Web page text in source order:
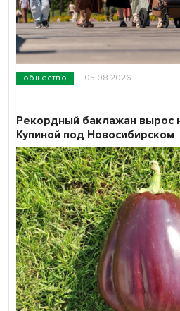
общество 05.08.2026
Рекордный баклажан вырос
Купиной под Новосибирском